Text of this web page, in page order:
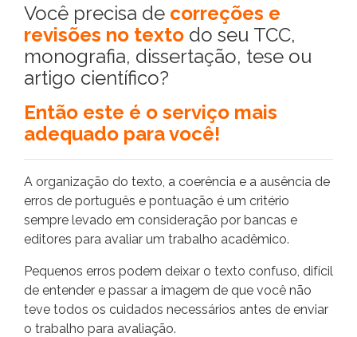
Você precisa de correções e
revisões no texto do seu TCC,
monografia, dissertação, tese ou
artigo científico?
Então este é o serviço mais
adequado para você!
A organização do texto, a coerência e a ausência de
erros de português e pontuação é um critério
sempre levado em consideração por bancas e
editores para avaliar um trabalho acadêmico.
Pequenos erros podem deixar o texto confuso, difícil
de entender e passar a imagem de que você não
teve todos os cuidados necessários antes de enviar
o trabalho para avaliação.